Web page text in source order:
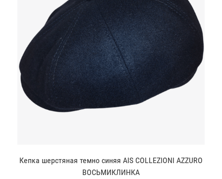
Кепка шерстяная темно синяя AIS COLLEZIONI AZZURO
ВОСЬМИКЛИНКА